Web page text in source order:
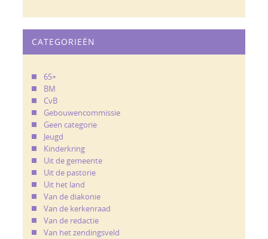
CATEGORIEËN
65+
BM
CvB
Gebouwencommissie
Geen categorie
Jeugd
Kinderkring
Uit de gemeente
Uit de pastorie
Uit het land
Van de diakonie
Van de kerkenraad
Van de redactie
Van het zendingsveld